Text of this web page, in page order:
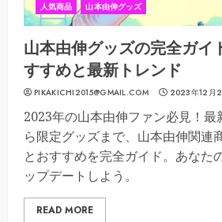
人気商品 山本由伸グッズ
山本由伸グッズの完全ガ
すすめと最新トレンド
PIKAKICHI2015@GMAIL.COM 2023年12月
2023年の山本由伸ファン必見！
ら限定グッズまで、山本由伸関連
とおすすめを完全ガイド。あなた
ップデートしよう。
READ MORE